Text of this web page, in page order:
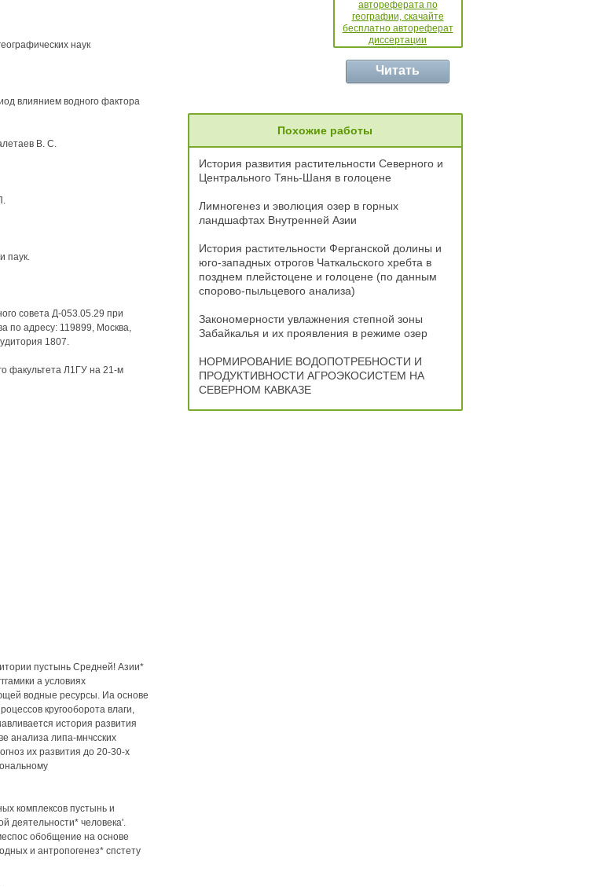
наук
влиянием водного фактора
В. С.
паук.
совета Д-053.05.29 при
по адресу: 119899, Москва,
1807.
факультета Л1ГУ на 21-м
пустынь Средней! Азии*
а условиях
водные ресурсы. Иа основе
кругооборота влаги,
история развития
анализа липа-мнчсских
их развития до 20-30-х
комплексов пустынь и
деятельности* человека'.
обобщение на основе
и антропогенез* спстету
Читать
Похожие работы
История развития растительности Северного и
Центрального Тянь-Шаня в голоцене
Лимногенез и эволюция озер в горных
ландшафтах Внутренней Азии
История растительности Ферганской долины и
юго-западных отрогов Чаткальского хребта в
позднем плейстоцене и голоцене (по данным
спорово-пыльцевого анализа)
Закономерности увлажнения степной зоны
Забайкалья и их проявления в режиме озер
НОРМИРОВАНИЕ ВОДОПОТРЕБНОСТИ И
ПРОДУКТИВНОСТИ АГРОЭКОСИСТЕМ НА
СЕВЕРНОМ КАВКАЗЕ